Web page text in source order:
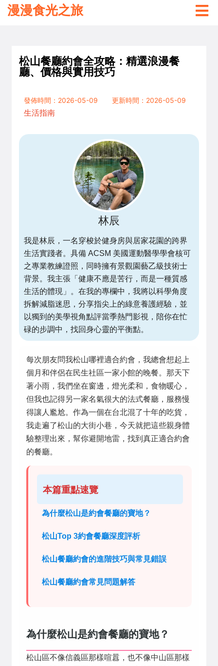
漫漫食光之旅
松山餐廳約會全攻略：精選浪漫餐
廳、價格與實用技巧
發佈時間：2026-05-09
更新時間：2026-05-09
生活指南
林辰
我是林辰，一名穿梭於健身房與居家花園的跨界
生活實踐者。具備 ACSM 美國運動醫學學會核可
之專業教練證照，同時擁有景觀園藝乙級技術士
背景。我主張「健康不應是苦行，而是一種質感
生活的體現」。在我的專欄中，我將以科學角度
拆解減脂迷思，分享指尖上的綠意養護經驗，並
以獨到的美學視角點評當季熱門影視，陪你在忙
碌的步調中，找回身心靈的平衡點。
每次朋友問我松山哪裡適合約會，我總會想起上
個月和伴侶在民生社區一家小館的晚餐。那天下
著小雨，我們坐在窗邊，燈光柔和，食物暖心，
但我也記得另一家名氣很大的法式餐廳，服務慢
得讓人尷尬。作為一個在台北混了十年的吃貨，
我走遍了松山的大街小巷，今天就把這些親身體
驗整理出來，幫你避開地雷，找到真正適合約會
的餐廳。
本篇重點速覽
為什麼松山是約會餐廳的寶地？
松山Top 3約會餐廳深度評析
松山餐廳約會的進階技巧與常見錯誤
松山餐廳約會常見問題解答
為什麼松山是約會餐廳的寶地？
松山區不像信義區那樣喧囂，也不像中山區那樣